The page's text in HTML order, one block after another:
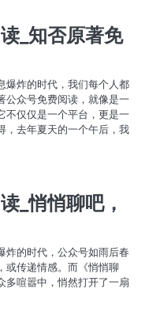
_知否原著免
爆炸的时代，我们每个人都
公众号免费阅读，就像是一
不仅仅是一个平台，更是一
，去年夏天的一个午后，我
_悄悄聊吧，
炸的时代，公众号如雨后春
或传递情感。而《悄悄聊
多喧嚣中，悄然打开了一扇